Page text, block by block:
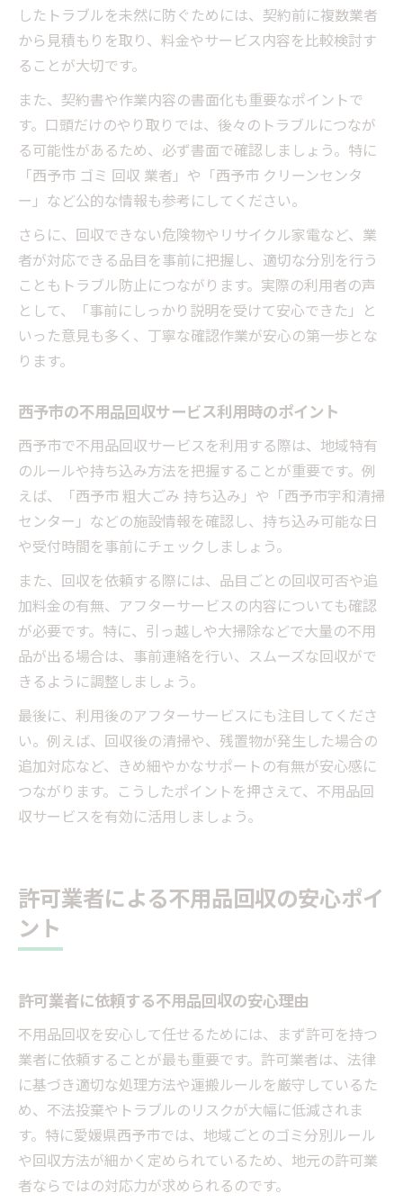
したトラブルを未然に防ぐためには、契約前に複数業者
から見積もりを取り、料金やサービス内容を比較検討す
ることが大切です。
また、契約書や作業内容の書面化も重要なポイントで
す。口頭だけのやり取りでは、後々のトラブルにつなが
る可能性があるため、必ず書面で確認しましょう。特に
「西予市 ゴミ 回収 業者」や「西予市 クリーンセンタ
ー」など公的な情報も参考にしてください。
さらに、回収できない危険物やリサイクル家電など、業
者が対応できる品目を事前に把握し、適切な分別を行う
こともトラブル防止につながります。実際の利用者の声
として、「事前にしっかり説明を受けて安心できた」と
いった意見も多く、丁寧な確認作業が安心の第一歩とな
ります。
西予市の不用品回収サービス利用時のポイント
西予市で不用品回収サービスを利用する際は、地域特有
のルールや持ち込み方法を把握することが重要です。例
えば、「西予市 粗大ごみ 持ち込み」や「西予市宇和清掃
センター」などの施設情報を確認し、持ち込み可能な日
や受付時間を事前にチェックしましょう。
また、回収を依頼する際には、品目ごとの回収可否や追
加料金の有無、アフターサービスの内容についても確認
が必要です。特に、引っ越しや大掃除などで大量の不用
品が出る場合は、事前連絡を行い、スムーズな回収がで
きるように調整しましょう。
最後に、利用後のアフターサービスにも注目してくださ
い。例えば、回収後の清掃や、残置物が発生した場合の
追加対応など、きめ細やかなサポートの有無が安心感に
つながります。こうしたポイントを押さえて、不用品回
収サービスを有効に活用しましょう。
許可業者による不用品回収の安心ポイ
ント
許可業者に依頼する不用品回収の安心理由
不用品回収を安心して任せるためには、まず許可を持つ
業者に依頼することが最も重要です。許可業者は、法律
に基づき適切な処理方法や運搬ルールを厳守しているた
め、不法投棄やトラブルのリスクが大幅に低減されま
す。特に愛媛県西予市では、地域ごとのゴミ分別ルール
や回収方法が細かく定められているため、地元の許可業
者ならではの対応力が求められるのです。